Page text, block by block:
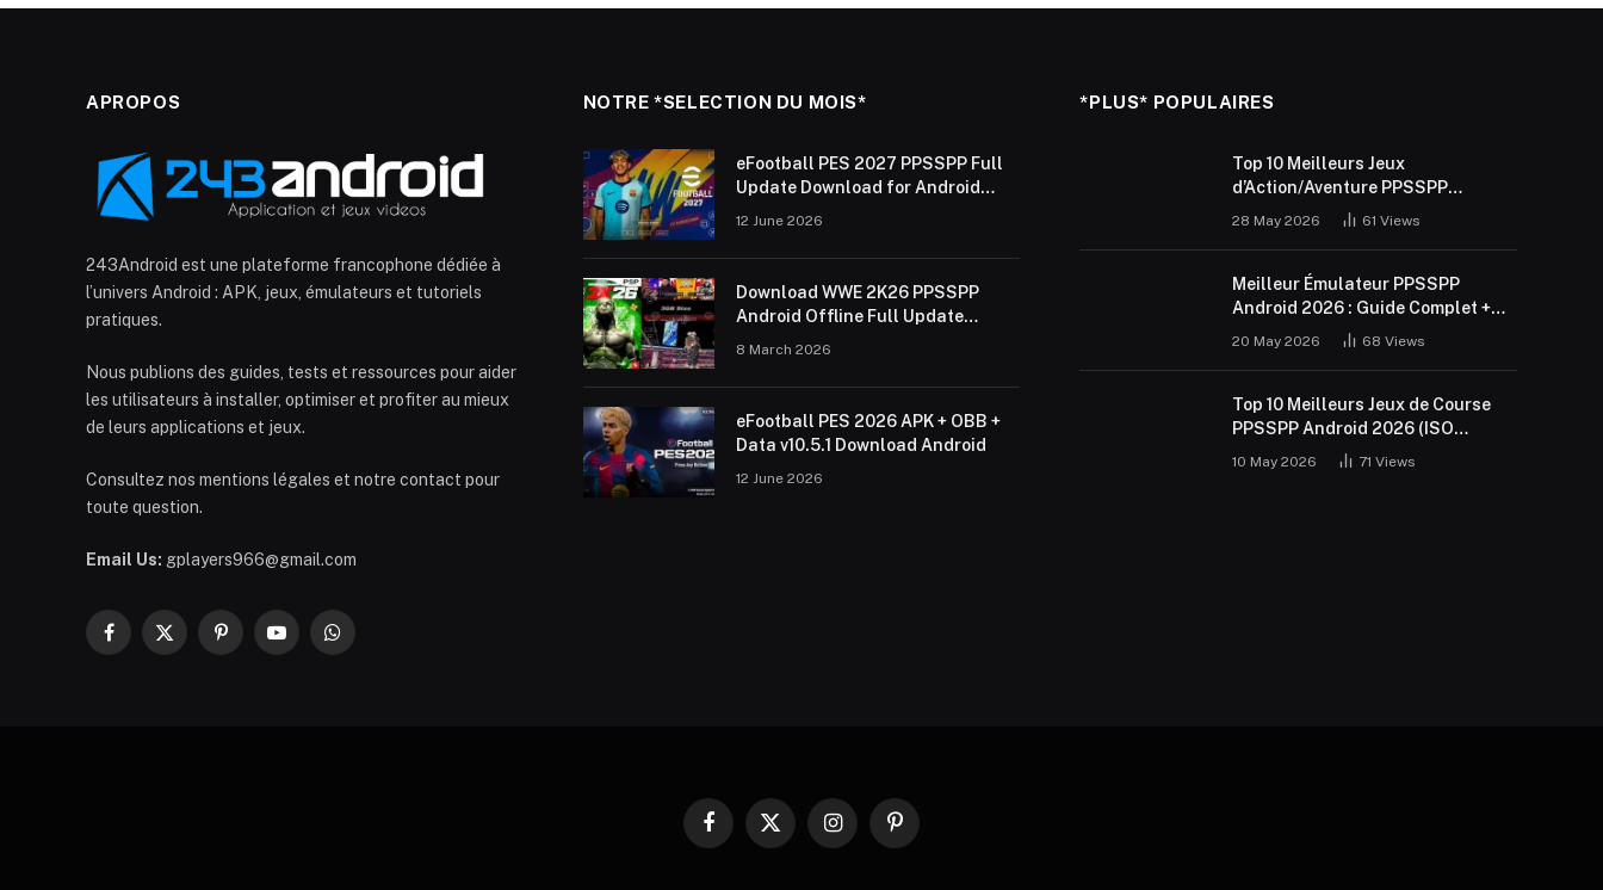
APROPOS
243Android est une plateforme francophone dédiée à
l’univers Android : APK, jeux, émulateurs et tutoriels
pratiques.
Nous publions des guides, tests et ressources pour aider
les utilisateurs à installer, optimiser et profiter au mieux
de leurs applications et jeux.
Consultez nos mentions légales et notre contact pour
toute question.
Email Us: gplayers966@gmail.com
Facebook
X
PinterestYouTubeWhatsApp
NOTRE *SELECTION DU MOIS*
eFootball PES 2027 PPSSPP Full
Update Download for Android
12 June 2026
Download WWE 2K26 PPSSPP
Android Offline Full Update
8 March 2026
eFootball PES 2026 APK + OBB +
Data v10.5.1 Download Android
12 June 2026
*PLUS* POPULAIRES
Top 10 Meilleurs Jeux
d’Action/Aventure PPSSPP
Android 2026 (ISO Gratuit)
28 May 2026 61Views
Meilleur Émulateur PPSSPP
Android 2026 : Guide Complet +
20 May 2026 68Views
Top 10 Meilleurs Jeux de Course
PPSSPP Android 2026 (ISO
10 May 2026 71Views
Facebook
X
InstagramPinterest